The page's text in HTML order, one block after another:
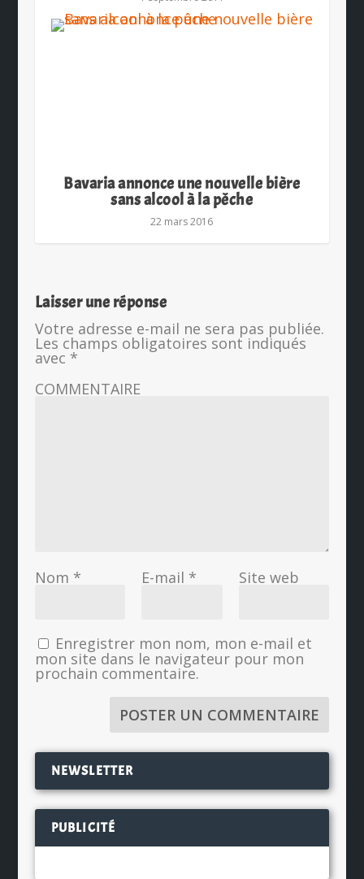
Bavaria annonce une nouvelle bière
sans alcool à la pêche
22 mars 2016
Laisser une réponse
Votre adresse e-mail ne sera pas publiée.
Les champs obligatoires sont indiqués
avec *
COMMENTAIRE
Nom * E-mail * Site web
Enregistrer mon nom, mon e-mail et
mon site dans le navigateur pour mon
prochain commentaire.
NEWSLETTER
PUBLICITÉ